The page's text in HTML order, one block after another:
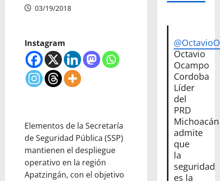
03/19/2018
Instagram
Elementos de la Secretaría
de Seguridad Pública (SSP)
mantienen el despliegue
operativo en la región
Apatzingán, con el objetivo
Octavio
Ocampo
Cordoba
Líder
del
PRD
Michoacán
admite
que
la
seguridad
es la